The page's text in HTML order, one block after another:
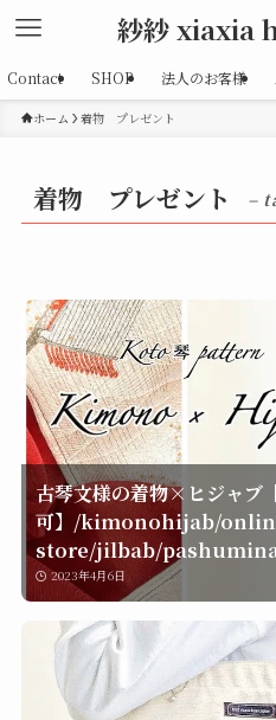
紗紗 xiaxia
Contact SHOP 法人のお客様
ホーム 着物 プレゼント
着物 プレゼント –
古琴文様の着物×ヒジャブ
可】/kimonohijab/
store/jilbab/
2023年4月6日